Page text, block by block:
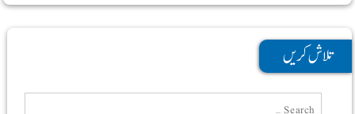
تلاش کریں